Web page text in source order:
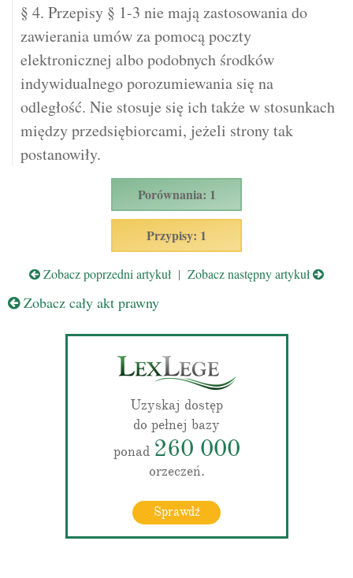
§ 4. Przepisy § 1-3 nie mają zastosowania do
zawierania umów za pomocą poczty
elektronicznej albo podobnych środków
indywidualnego porozumiewania się na
odległość. Nie stosuje się ich także w stosunkach
między przedsiębiorcami, jeżeli strony tak
postanowiły.
Porównania: 1
Przypisy: 1
Zobacz poprzedni artykuł | Zobacz następny artykuł
Zobacz cały akt prawny
Uzyskaj dostęp
do pełnej bazy
ponad 260 000
orzeczeń.
Sprawdź